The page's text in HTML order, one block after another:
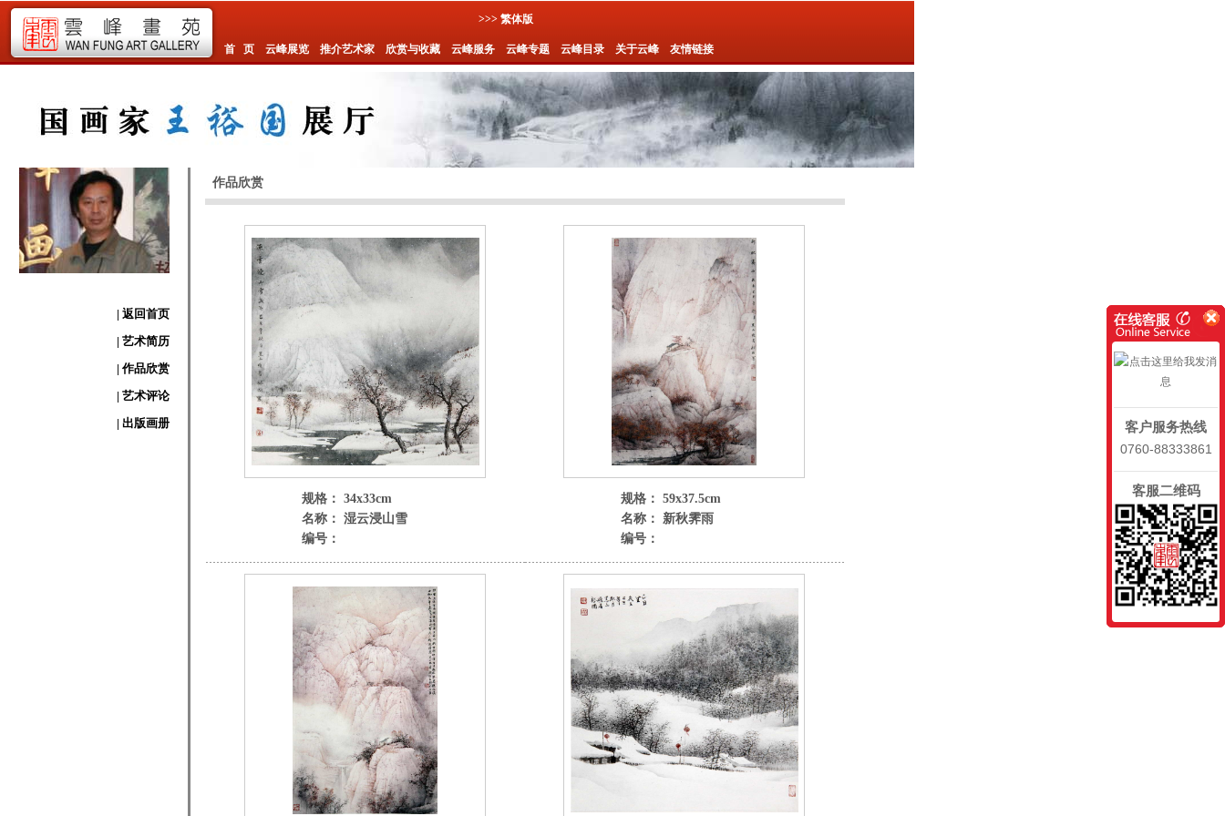
>>> 繁体版
首 页 云峰展览 推介艺术家 欣赏与收藏 云峰服务 云峰专题 云峰目录 关于云峰 友情链接
| 返回首页
| 艺术简历
| 作品欣赏
| 艺术评论
| 出版画册
作品欣赏
规格： 34x33cm
名称： 湿云浸山雪
编号：
规格： 59x37.5cm
名称： 新秋霁雨
编号：
客户服务热线
0760-88333861
客服二维码